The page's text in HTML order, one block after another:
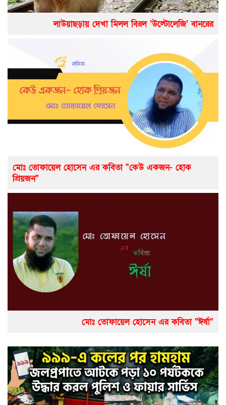
লাউয়াছড়ায় দেখা মিলল বিরল ‘উল্টোলেজি’ বানরের
মোঃ তোফায়েল হোসেন এর কবিতা “কেউ একজন- হোক
প্রিয়জন”
মোঃ তোফায়েল হোসেন এর কবিতা “ঈর্ষা”